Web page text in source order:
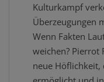
Kulturkampf
Überzeugungen
Wenn Fakten
weichen? Pierrot
neue Höflichkeit,